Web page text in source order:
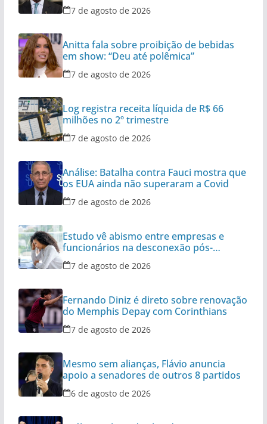
7 de agosto de 2026
Anitta fala sobre proibição de bebidas
em show: “Deu até polêmica”
7 de agosto de 2026
Log registra receita líquida de R$ 66
milhões no 2º trimestre
7 de agosto de 2026
Análise: Batalha contra Fauci mostra que
os EUA ainda não superaram a Covid
7 de agosto de 2026
Estudo vê abismo entre empresas e
funcionários na desconexão pós-
expediente
7 de agosto de 2026
Fernando Diniz é direto sobre renovação
do Memphis Depay com Corinthians
7 de agosto de 2026
Mesmo sem alianças, Flávio anuncia
apoio a senadores de outros 8 partidos
6 de agosto de 2026